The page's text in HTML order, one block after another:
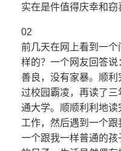
实在是件值得庆幸和窃
02
前几天在网上看到一
样的？一个网友回答说
善良，没有家暴。顺
过校园霸凌，再读了
通大学。顺顺利利地
工作，然后遇到一个
一个跟我一样普通的